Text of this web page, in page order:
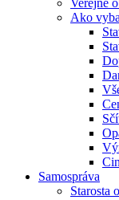
Verejné
Ako
Samospráva
Starosta